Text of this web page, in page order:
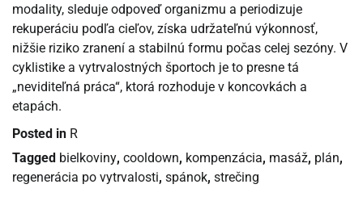
modality, sleduje odpoveď organizmu a periodizuje
rekuperáciu podľa cieľov, získa udržateľnú výkonnosť,
nižšie riziko zranení a stabilnú formu počas celej sezóny. V
cyklistike a vytrvalostných športoch je to presne tá
„neviditeľná práca“, ktorá rozhoduje v koncovkách a
etapách.
Posted in R
Tagged bielkoviny, cooldown, kompenzácia, masáž, plán,
regenerácia po vytrvalosti, spánok, strečing